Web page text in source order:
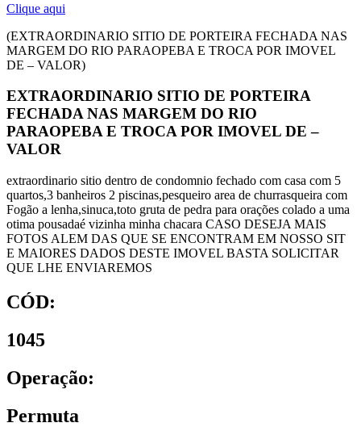
Clique aqui
(EXTRAORDINARIO SITIO DE PORTEIRA FECHADA NAS
MARGEM DO RIO PARAOPEBA E TROCA POR IMOVEL
DE – VALOR)
EXTRAORDINARIO SITIO DE PORTEIRA
FECHADA NAS MARGEM DO RIO
PARAOPEBA E TROCA POR IMOVEL DE –
VALOR
extraordinario sitio dentro de condomnio fechado com casa com 5
quartos,3 banheiros 2 piscinas,pesqueiro area de churrasqueira com
Fogão a lenha,sinuca,toto gruta de pedra para orações colado a uma
otima pousadaé vizinha minha chacara CASO DESEJA MAIS
FOTOS ALEM DAS QUE SE ENCONTRAM EM NOSSO SIT
E MAIORES DADOS DESTE IMOVEL BASTA SOLICITAR
QUE LHE ENVIAREMOS
CÓD:
1045
Operação:
Permuta